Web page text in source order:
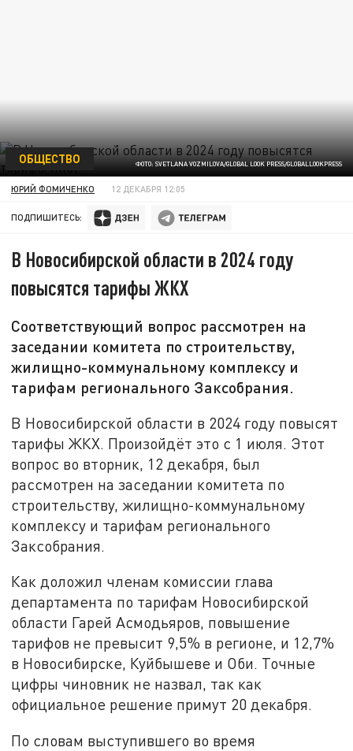
ФОТО: SVETLANA VOZMILOVA/GLOBAL LOOK PRESS/GLOBALLOOKPRESS
ОБЩЕСТВО
ЮРИЙ ФОМИЧЕНКО 12 ДЕКАБРЯ 12:05
ПОДПИШИТЕСЬ:
В Новосибирской области в 2024 году
повысятся тарифы ЖКХ
Соответствующий вопрос рассмотрен на
заседании комитета по строительству,
жилищно-коммунальному комплексу и
тарифам регионального Заксобрания.
В Новосибирской области в 2024 году повысят
тарифы ЖКХ. Произойдёт это с 1 июля. Этот
вопрос во вторник, 12 декабря, был
рассмотрен на заседании комитета по
строительству, жилищно-коммунальному
комплексу и тарифам регионального
Заксобрания.
Как доложил членам комиссии глава
департамента по тарифам Новосибирской
области Гарей Асмодьяров, повышение
тарифов не превысит 9,5% в регионе, и 12,7%
в Новосибирске, Куйбышеве и Оби. Точные
цифры чиновник не назвал, так как
официальное решение примут 20 декабря.
По словам выступившего во время